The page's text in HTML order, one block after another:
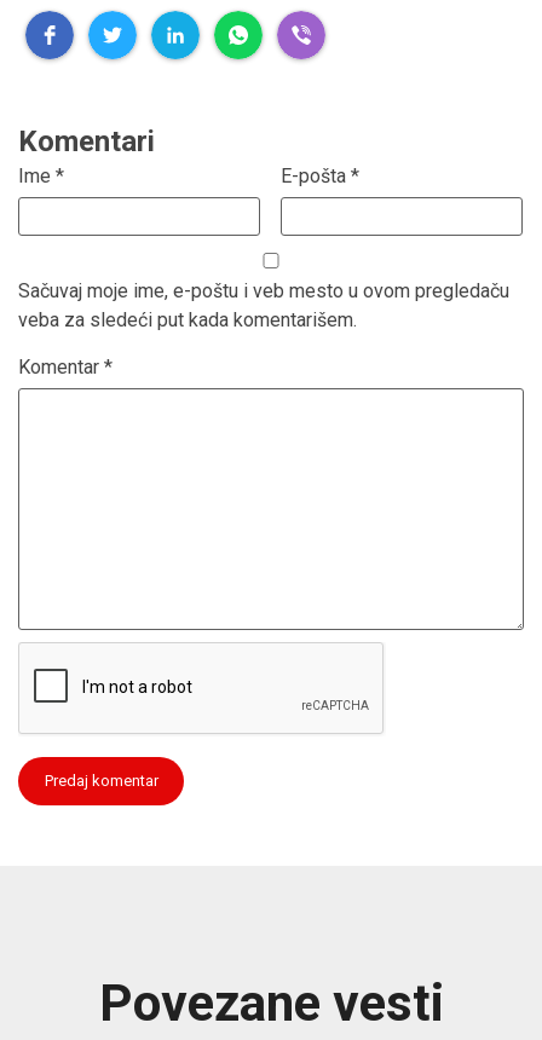
Komentari
Ime * E-pošta *
Sačuvaj moje ime, e-poštu i veb mesto u ovom pregledaču
veba za sledeći put kada komentarišem.
Komentar *
Povezane vesti